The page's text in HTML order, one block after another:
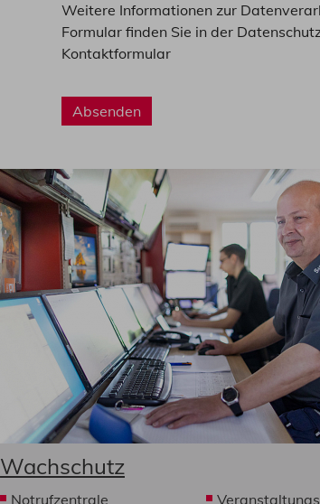
Weitere Informationen zur
Formular finden Sie in der
Kontaktformular
Absenden
Wachschutz
Notrufzentrale